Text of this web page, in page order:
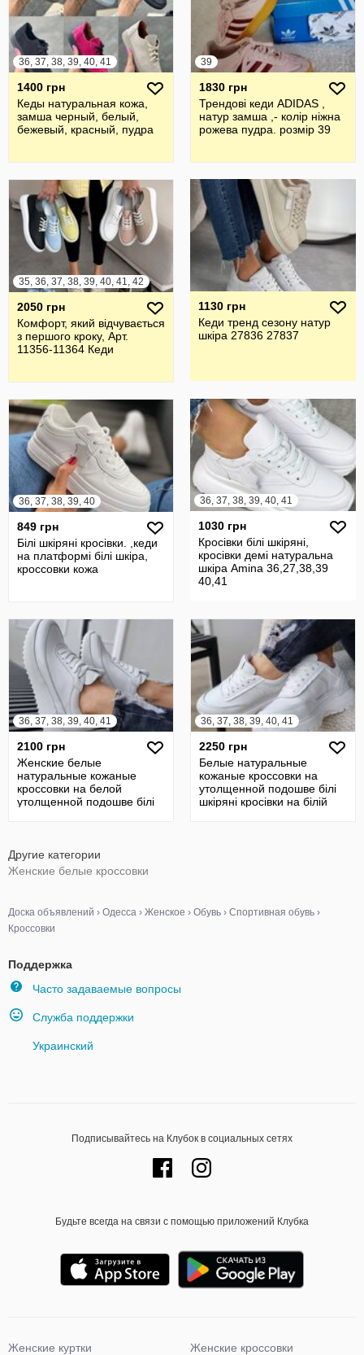
36, 37, 38, 39, 40, 41
1400 грн
Кеды натуральная кожа,
замша черный, белый,
бежевый, красный, пудра
39
1830 грн
Трендові кеди ADIDAS ,
натур замша ,- колір ніжна
рожева пудра. розмір 39
35, 36, 37, 38, 39, 40, 41, 42
2050 грн
Комфорт, який відчувається
з першого кроку, Арт.
11356-11364 Кеди
1130 грн
Кеди тренд сезону натур
шкіра 27836 27837
36, 37, 38, 39, 40
849 грн
Білі шкіряні кросівки. ,кеди
на платформі білі шкіра,
кроссовки кожа
36, 37, 38, 39, 40, 41
1030 грн
Кросівки білі шкіряні,
кросівки демі натуральна
шкіра Amina 36,27,38,39
40,41
36, 37, 38, 39, 40, 41
2100 грн
Женские белые
натуральные кожаные
кроссовки на белой
утолщенной подошве білі
36, 37, 38, 39, 40, 41
2250 грн
Белые натуральные
кожаные кроссовки на
утолщенной подошве білі
шкіряні кросівки на білій
Другие категории
Женские белые кроссовки
Доска объявлений › Одесса › Женское › Обувь › Спортивная обувь ›
Кроссовки
Поддержка
Часто задаваемые вопросы
Служба поддержки
Украинский
Подписывайтесь на Клубок в социальных сетях
Будьте всегда на связи с помощью приложений Клубка
Женские куртки
Женские кроссовки